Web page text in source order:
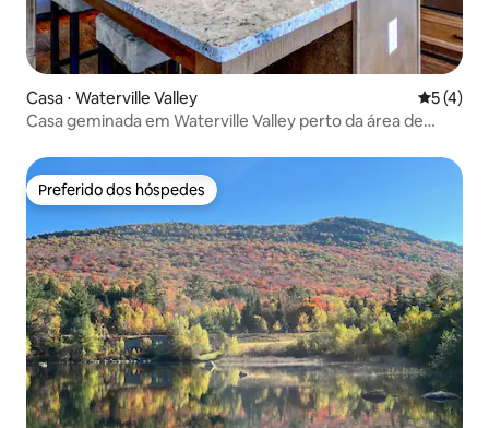
Casa ⋅ Waterville Valley 5 de
5 (4)
Casa geminada em Waterville Valley perto da área de
Preferido dos hóspedes
Preferido dos hóspedes